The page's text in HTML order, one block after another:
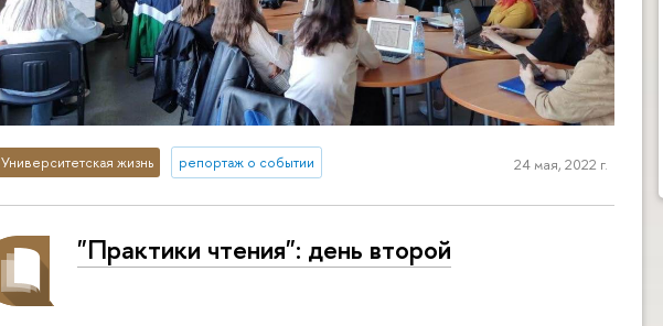
Университетская жизнь репортаж о событии 24 мая, 2022 г.
"Практики чтения": день второй